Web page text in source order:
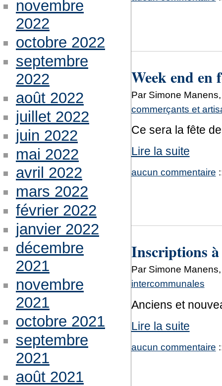
Week end
Par Simone
commerçants et
Ce sera la fête
Lire la suite
aucun commentaire
Inscriptions à
Par Simone
intercommunales
Anciens et
Lire la suite
aucun commentaire
novembre
2022
octobre 2022
septembre
2022
août 2022
juillet 2022
juin 2022
mai 2022
avril 2022
mars 2022
février 2022
janvier 2022
décembre
2021
novembre
2021
octobre 2021
septembre
2021
août 2021